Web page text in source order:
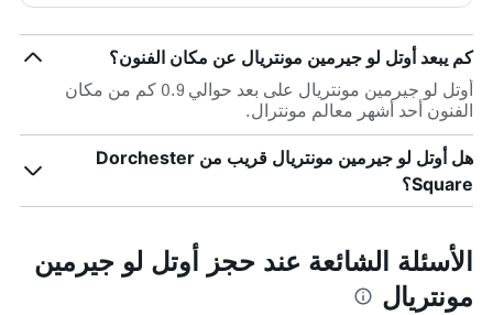
كم يبعد أوتل لو جيرمين مونتريال عن مكان الفنون؟
أوتل لو جيرمين مونتريال على بعد حوالي 0.9 كم من مكان
الفنون أحد أشهر معالم مونترال.
هل أوتل لو جيرمين مونتريال قريب من Dorchester
Square؟
الأسئلة الشائعة عند حجز أوتل لو جيرمين
مونتريال